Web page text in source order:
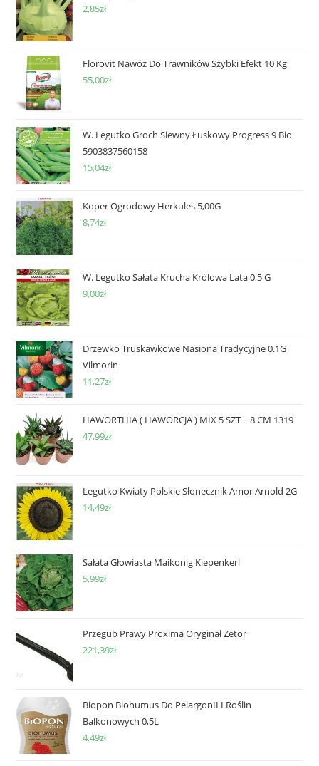
2,85zł
Florovit Nawóz Do Trawników Szybki Efekt 10 Kg
55,00zł
W. Legutko Groch Siewny Łuskowy Progress 9 Bio
5903837560158
15,04zł
Koper Ogrodowy Herkules 5,00G
8,74zł
W. Legutko Sałata Krucha Królowa Lata 0,5 G
9,00zł
Drzewko Truskawkowe Nasiona Tradycyjne 0.1G
Vilmorin
11,27zł
HAWORTHIA ( HAWORCJA ) MIX 5 SZT ~ 8 CM 1319
47,99zł
Legutko Kwiaty Polskie Słonecznik Amor Arnold 2G
14,49zł
Sałata Głowiasta Maikonig Kiepenkerl
5,99zł
Przegub Prawy Proxima Oryginał Zetor
221,39zł
Biopon Biohumus Do PelargonII I Roślin
Balkonowych 0,5L
4,49zł